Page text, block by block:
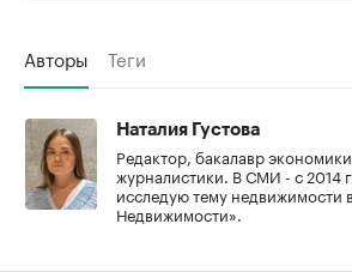
Авторы Теги
Наталия Густова
Редактор, бакалавр
журналистики. В СМИ - с 2014
исследую тему недвижимости
Недвижимости».